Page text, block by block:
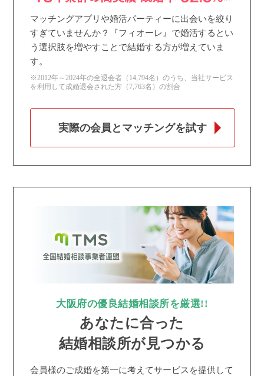
マッチングアプリや婚活パーティーに出会いを絞り
すぎていませんか？『フィオーレ』で婚活するとい
う選択肢を増やすことで結婚する方が増えていま
す。
※2012年～2024年の全退会者（14,794名）のうち、当社サービス
を利用して成婚退会された方（7,763名）の割合
実際の会員とマッチングを試す
大阪府の優良結婚相談所を厳選!!
あなたに合った
結婚相談所が見つかる
会員様のご成婚を第一に考えてサービスを提供して